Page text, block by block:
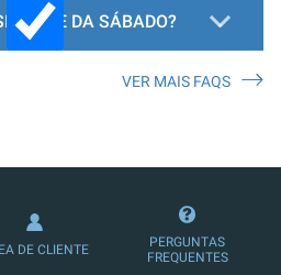
DA SÁBADO?
VER MAIS FAQS
DE CLIENTE
PERGUNTAS
FREQUENTES